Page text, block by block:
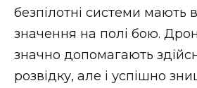
безпілотні системи мають
значення на полі бою.
значно допомагають
розвідку, але і успішно